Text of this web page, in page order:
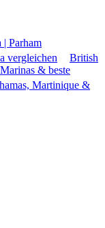
Parham
vergleichen
British
& beste
Martinique &